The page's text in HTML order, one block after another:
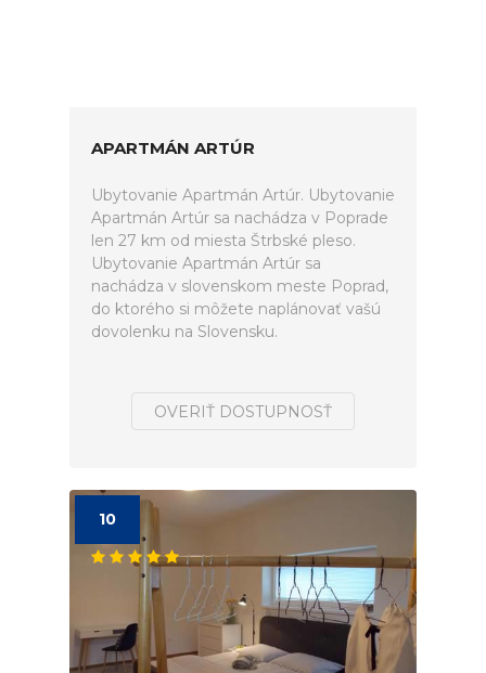
APARTMÁN ARTÚR
Ubytovanie Apartmán Artúr. Ubytovanie
Apartmán Artúr sa nachádza v Poprade
len 27 km od miesta Štrbské pleso.
Ubytovanie Apartmán Artúr sa
nachádza v slovenskom meste Poprad,
do ktorého si môžete naplánovať vašú
dovolenku na Slovensku.
OVERIŤ DOSTUPNOSŤ
10